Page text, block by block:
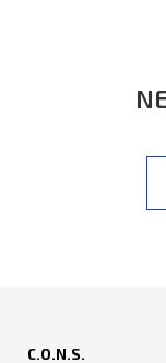
C.O.N.S.